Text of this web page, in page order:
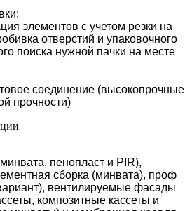
элементов с учетом резки на
отверстий и упаковочного
поиска нужной пачки на месте
соединение (высокопрочные
прочности)
пенопласт и PIR),
сборка (минвата), проф
вентилируемые фасады
композитные кассеты и